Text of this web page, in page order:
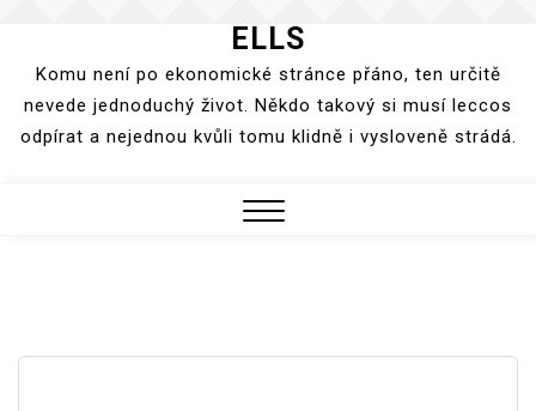
content
ELLS
Komu není po ekonomické stránce přáno, ten určitě
nevede jednoduchý život. Někdo takový si musí leccos
odpírat a nejednou kvůli tomu klidně i vysloveně strádá.